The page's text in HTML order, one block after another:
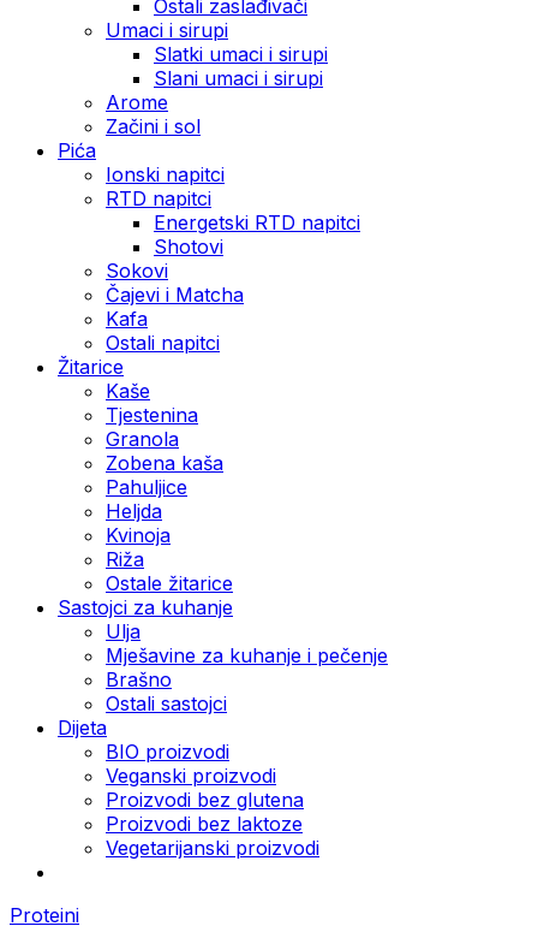
Ostali zaslađivači
Umaci i sirupi
Slatki umaci i sirupi
Slani umaci i sirupi
Arome
Začini i sol
Pića
Ionski napitci
RTD napitci
Energetski RTD napitci
Shotovi
Sokovi
Čajevi i Matcha
Kafa
Ostali napitci
Žitarice
Kaše
Tjestenina
Granola
Zobena kaša
Pahuljice
Heljda
Kvinoja
Riža
Ostale žitarice
Sastojci za kuhanje
Ulja
Mješavine za kuhanje i pečenje
Brašno
Ostali sastojci
Dijeta
BIO proizvodi
Veganski proizvodi
Proizvodi bez glutena
Proizvodi bez laktoze
Vegetarijanski proizvodi
Proteini